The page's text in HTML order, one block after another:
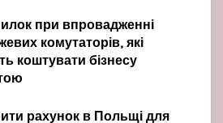
при впровадженні
комутаторів, які
коштувати бізнесу
рахунок в Польщі для